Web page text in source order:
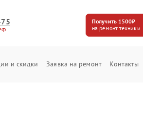
Получить 1500₽
на ремонт техники
и скидки Заявка на ремонт Контакты